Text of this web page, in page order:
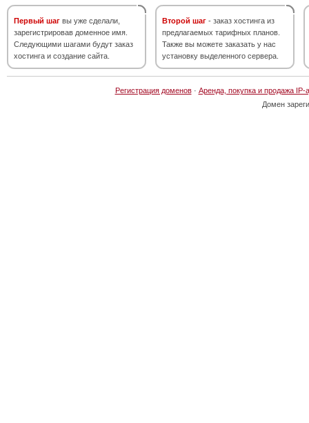
Первый шаг вы уже сделали,
зарегистрировав доменное имя.
Следующими шагами будут заказ
хостинга и создание сайта.
Второй шаг - заказ хостинга из
предлагаемых тарифных планов.
Также вы можете заказать у нас
установку выделенного сервера.
Регистрация доменов· Аренда, покупка и продажа IP-
Домен